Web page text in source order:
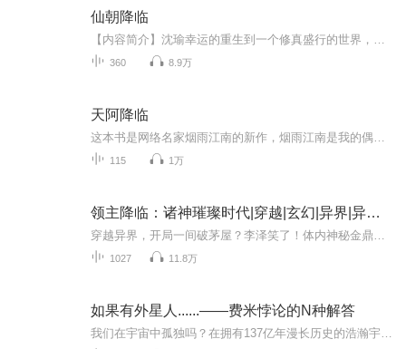
仙朝降临
360 8.9万
天阿降临
115 1万
领主降临：诸神璀璨时代|穿越|玄幻|异界|异世大陆|玄幻
1027 11.8万
如果有外星人......——费米悖论的N种解答